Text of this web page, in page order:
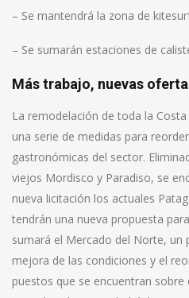
– Se mantendrá la zona de
– Se sumarán estaciones de
Más trabajo, nuevas
La remodelación de toda la
una serie de medidas para
gastronómicas del sector.
viejos Mordisco y Paradiso, se
nueva licitación los actuales
tendrán una nueva propuesta
sumará el Mercado del Norte, un
mejora de las condiciones y el
puestos que se encuentran